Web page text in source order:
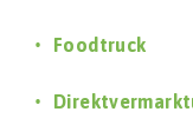
Foodtruck